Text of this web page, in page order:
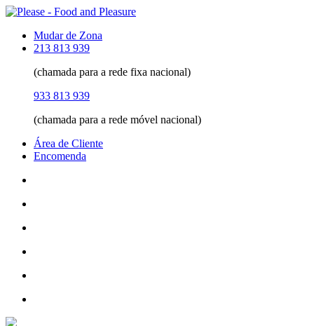
Mudar de Zona
213 813 939
(chamada para a rede fixa nacional)
933 813 939
(chamada para a rede móvel nacional)
Área de Cliente
Encomenda